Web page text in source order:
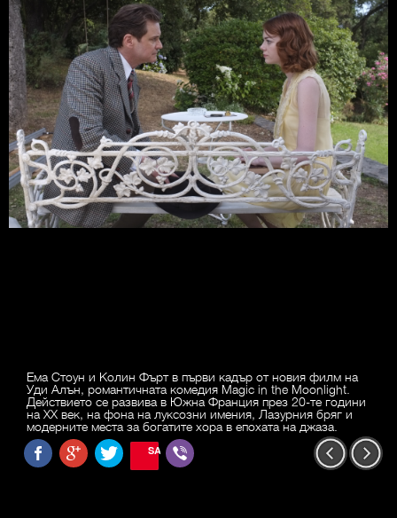
Ема Стоун и Колин Фърт в първи кадър от новия филм на
Уди Алън, романтичната комедия Magic in the Moonlight.
Действието се развива в Южна Франция през 20-те години
на ХХ век, на фона на луксозни имения, Лазурния бряг и
модерните места за богатите хора в епохата на джаза.
SAVE